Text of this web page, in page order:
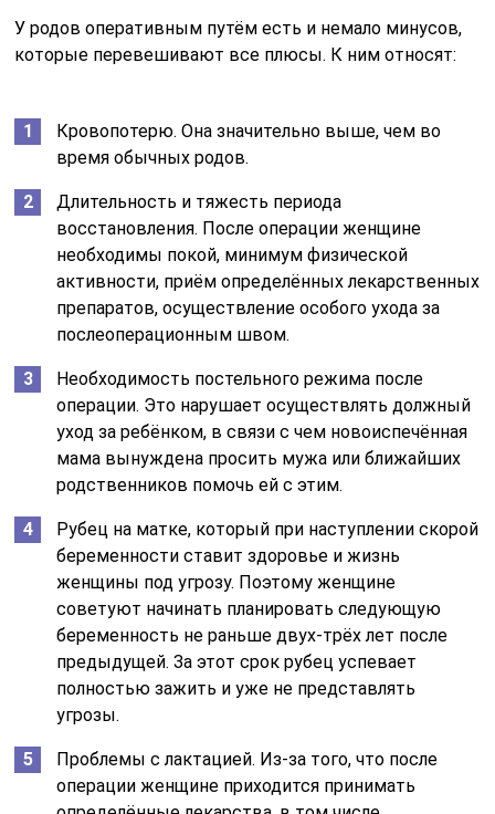
У родов оперативным путём есть и немало минусов,
которые перевешивают все плюсы. К ним относят:
Кровопотерю. Она значительно выше, чем во
время обычных родов.
Длительность и тяжесть периода
восстановления. После операции женщине
необходимы покой, минимум физической
активности, приём определённых лекарственных
препаратов, осуществление особого ухода за
послеоперационным швом.
Необходимость постельного режима после
операции. Это нарушает осуществлять должный
уход за ребёнком, в связи с чем новоиспечённая
мама вынуждена просить мужа или ближайших
родственников помочь ей с этим.
Рубец на матке, который при наступлении скорой
беременности ставит здоровье и жизнь
женщины под угрозу. Поэтому женщине
советуют начинать планировать следующую
беременность не раньше двух-трёх лет после
предыдущей. За этот срок рубец успевает
полностью зажить и уже не представлять
угрозы.
Проблемы с лактацией. Из-за того, что после
операции женщине приходится принимать